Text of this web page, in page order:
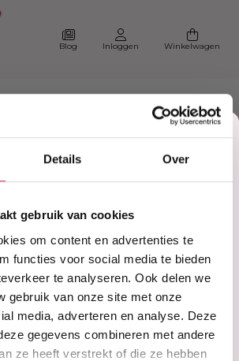
Details Over
gebruik van cookies
om content en advertenties te
functies voor social media te bieden
te analyseren. Ook delen we
gebruik van onze site met onze
media, adverteren en analyse. Deze
gegevens combineren met andere
ze heeft verstrekt of die ze hebben
Blog Inloggen Winkelwagen
getagd met
Sorteer